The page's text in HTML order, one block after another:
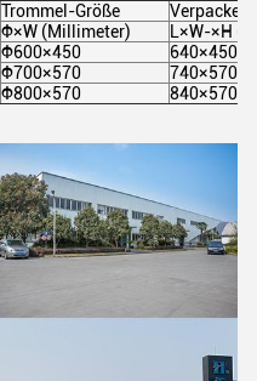
Trommel-Größe
Φ×W (Millimeter)
L×W-×H
Φ600×450
Φ700×570
Φ800×570